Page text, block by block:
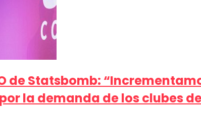
de Statsbomb:
la demanda de los clubes de